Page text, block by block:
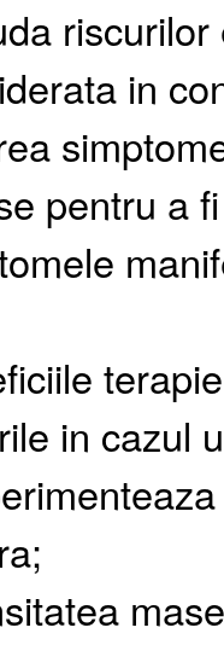
in
pentru a
in cazul